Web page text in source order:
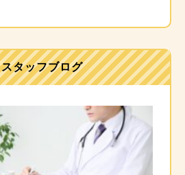
スタッフブログ